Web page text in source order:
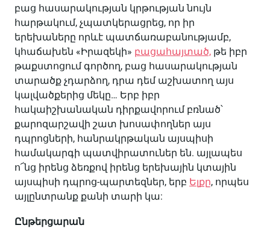
բաց հասարակության կրթության նույն
հարթակում, չպատկերացրեց, որ իր
երեխաները որևէ պատճառաբանությամբ,
կհաճախեն «Իրազեկի» բացահայտած, թե իբր
թաքստոցում գործող, բաց հասարակության
տարածք չդարձող, դրա դեմ աշխատող այս
կալվածքերից մեկը… Երբ իբր
հակաիշխանական դիրքավորում բռնած՝
քարոզարշավի շատ խոսափողներ այս
դպրոցների, հանրակրթական այսպիսի
համակարգի պատվիրատուներ են. այլապես
ո՜նց իրենց ձեռքով իրենց երեխային կտային
այսպիսի դպրոց-պարտեզներ, երբ Ելքը, որպես
այլընտրանք քանի տարի կա:
Ընթերցարան